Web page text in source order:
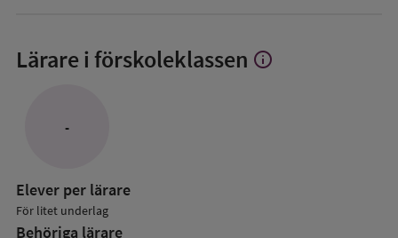
Lärare i förskoleklassen Visa
info
-
Elever per lärare
För litet underlag
Behöriga lärare